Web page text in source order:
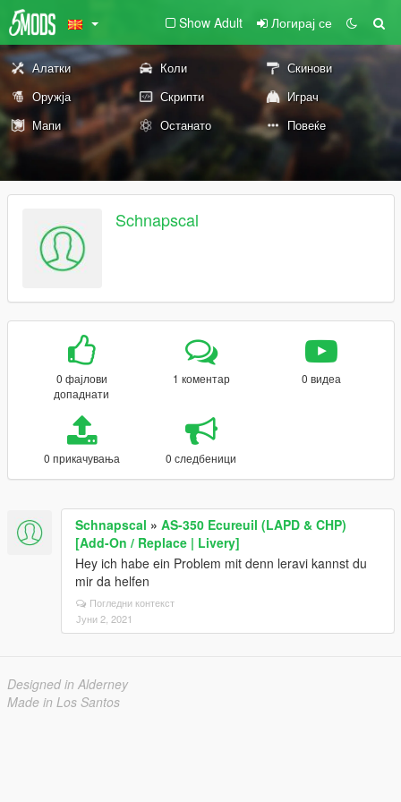
Show Adult Логирај се
Алатки Коли
Скинови
Оружја
Скрипти
Играч
Мапи
Останато Повеќе
Schnapscal
0 фајлови
допаднати
1 коментар 0 видеа
0 прикачувања 0 следбеници
Schnapscal » AS-350 Ecureuil (LAPD & CHP)
[Add-On / Replace | Livery]
Hey ich habe ein Problem mit denn leravi kannst du
mir da helfen
Погледни контекст
Јуни 2, 2021
Designed in Alderney
Made in Los Santos